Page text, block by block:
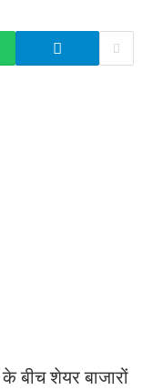
बीच शेयर बाजारों